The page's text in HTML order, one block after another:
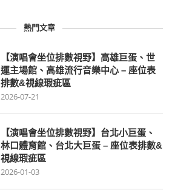
熱門文章
【演唱會坐位排數視野】高雄巨蛋、世
運主場館、高雄流行音樂中心 – 座位表
排數&視線瑕疵區
2026-07-21
【演唱會坐位排數視野】台北小巨蛋、
林口體育館、台北大巨蛋 – 座位表排數&
視線瑕疵區
2026-01-03